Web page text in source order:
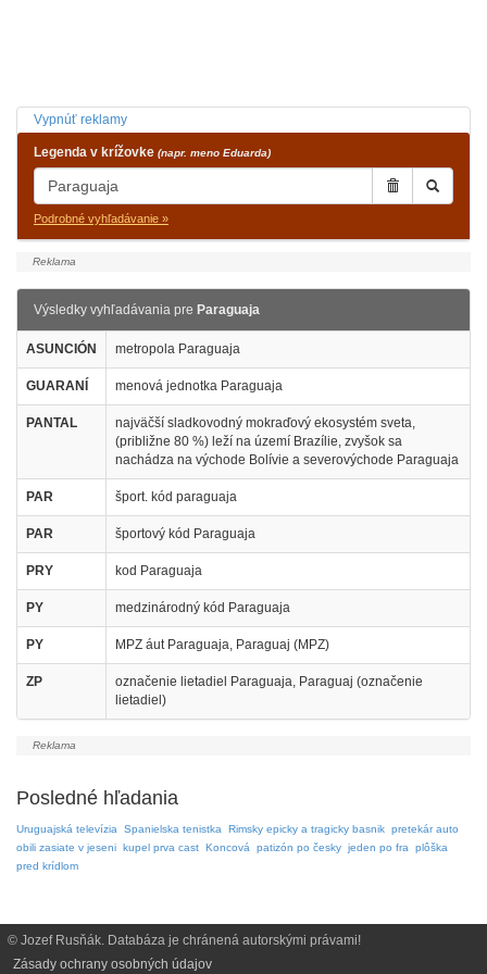
Vypnúť reklamy
Legenda v krížovke (napr. meno Eduarda)
Podrobné vyhľadávanie »
Výsledky vyhľadávania pre Paraguaja
ASUNCIÓN metropola Paraguaja
GUARANÍ menová jednotka Paraguaja
PANTAL
najväčší sladkovodný mokraďový ekosystém sveta,
(približne 80 %) leží na území Brazílie, zvyšok sa
nachádza na východe Bolívie a severovýchode Paraguaja
PAR šport. kód paraguaja
PAR športový kód Paraguaja
PRY kod Paraguaja
PY medzinárodný kód Paraguaja
PY MPZ áut Paraguaja, Paraguaj (MPZ)
ZP
označenie lietadiel Paraguaja, Paraguaj (označenie
lietadiel)
Posledné hľadania
Uruguajská televízia Spanielska tenistka Rimsky epicky a tragicky basnik pretekár auto
obili zasiate v jeseni kupel prva cast Koncová patizón po česky jeden po fra
plôška
pred krídlom
© Jozef Rusňák. Databáza je chránená autorskými právami!
Zásady ochrany osobných údajov